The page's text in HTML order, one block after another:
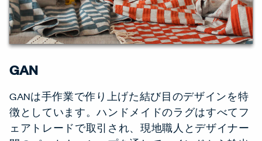
GAN
GANは手作業で作り上げた結び目のデザインを特
徴としています。ハンドメイドのラグはすべてフ
ェアトレードで取引され、現地職人とデザイナー